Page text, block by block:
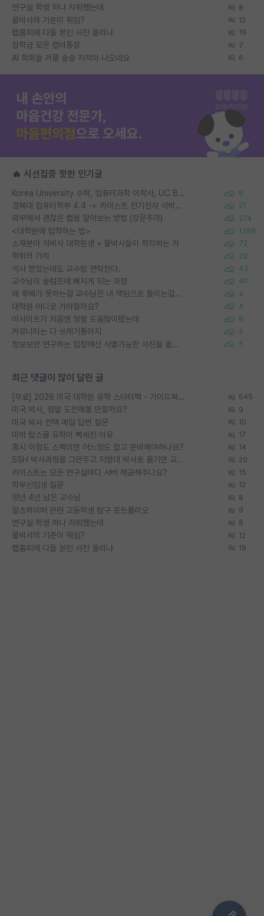
연구실 학생 하나 자퇴했는데 8
물박사의 기준이 뭐임? 12
랩홈피에 다들 본인 사진 올리냐 19
장학금 모은 랩비통장 7
AI 학회들 거품 슬슬 지적이 나오네요 6
🔥 시선집중 핫한 인기글
Korea University 수학, 컴퓨터과학 이학사, UC Berkeley 산업공학 대학원 공학박사가 되는 것은 쉽지 않겠죠? 9
경북대 컴퓨터학부 4.4 -> 카이스트 전기전자 석박사통합과정 합격 21
외부에서 괜찮은 랩을 알아보는 방법 (장문주의) 274
<대학원에 입학하는 법> 1388
소재분야 석박사 대학원생 + 물박사들이 착각하는 거 72
학위의 가치 20
석사 받았는데도 교수랑 연락한다. 43
교수님이 슬럼프에 빠지게 되는 과정 40
왜 후배가 못하는걸 교수님은 내 책임으로 돌리는걸까요? 4
대학원 어디로 가야할까요? 4
이사이트가 처음엔 정말 도움많이됐는데 9
커뮤니티는 다 쓰레기통이지 5
정보보안 연구하는 입장에선 식별가능한 사진을 올리는건 비추이긴함 5
최근 댓글이 많이 달린 글
[무료] 2026 미국 대학원 유학 스타터팩 - 가이드북 & 합격자 컨택메일 템플릿 645
미국 박사, 정말 도전해볼 만할까요? 9
미국 박사 컨택 메일 답변 질문 10
미박 탑스쿨 유학이 빡세진 이유 17
혹시 이정도 스펙이면 어느정도 잡고 준비해야하나요? 14
SSH 박사과정을 그만두고 지방대 박사로 옮기면 교수의 꿈은 끝일까요? 20
카이스트는 모든 연구실마다 서버 제공해주나요? 15
학부신입생 질문 12
정년 4년 남은 교수님 8
알츠하이머 관련 고등학생 탐구 포트폴리오 9
연구실 학생 하나 자퇴했는데 8
물박사의 기준이 뭐임? 12
랩홈피에 다들 본인 사진 올리냐 19